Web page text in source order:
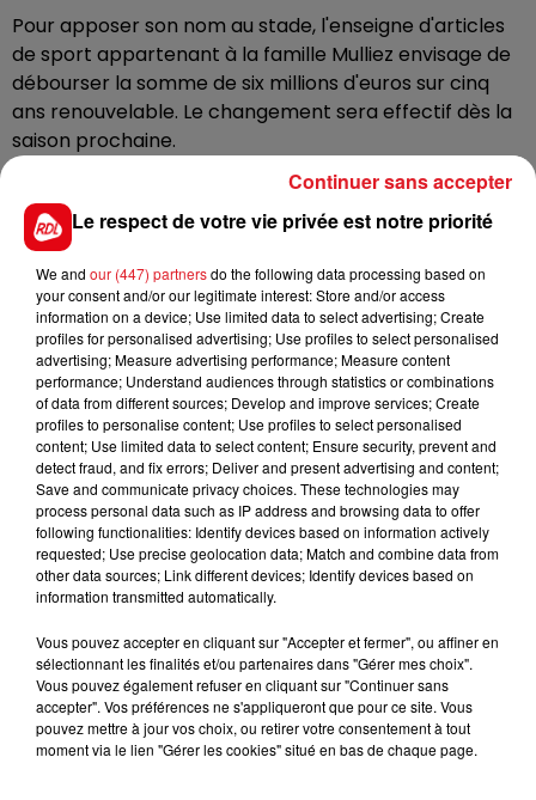
Pour apposer son nom au stade, l'enseigne d'articles
de sport appartenant à la famille Mulliez envisage de
débourser la somme de six millions d'euros sur cinq
ans renouvelable. Le changement sera effectif dès la
saison prochaine.
La mention "stade Pierre-Mauroy" reste
La mention "stade Pierre-Mauroy", du nom de l'ancien
Premier ministre et maire de la ville de Lille entre 1973
et 2001, restera. Elle figurera sous le nom "Decathlon
Arena". Cette décision sera entérinée lors du prochain
conseil de la MEL le 27 juin prochain.
La firme Decathlon, élue marque préférée des
Français, fournira aussi les ballons officiels de la Ligue 1
et Ligue 2, après avoir signé un contrat jusqu'en 2027
avec la LFP.
FIL D'ACTUS
Le respect de votre vie privée est notre priorité
We and our (447) partnersdo the following data processing based on
your consent and/or our legitimate interest: Store and/or access
information on a device; Use limited data to select advertising; Create
profiles for personalised advertising; Use profiles to select personalised
advertising; Measure advertising performance; Measure content
performance; Understand audiences through statistics or combinations
of data from different sources; Develop and improve services; Create
profiles to personalise content; Use profiles to select personalised
content; Use limited data to select content; Ensure security, prevent and
detect fraud, and fix errors; Deliver and present advertising and content;
Save and communicate privacy choices. These technologies may
process personal data such as IP address and browsing data to offer
following functionalities: Identify devices based on information actively
requested; Use precise geolocation data; Match and combine data from
other data sources; Link different devices; Identify devices based on
information transmitted automatically.
Vous pouvez accepter en cliquant sur "Accepter et fermer", ou affiner en
sélectionnant les finalités et/ou partenaires dans "Gérer mes choix".
Vous pouvez également refuser en cliquant sur "Continuer sans
accepter". Vos préférences ne s'appliqueront que pour ce site. Vous
pouvez mettre à jour vos choix, ou retirer votre consentement à tout
moment via le lien "Gérer les cookies" situé en bas de chaque page.
Continuer sans accepter